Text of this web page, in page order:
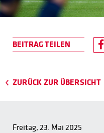
ZURÜCK ZUR ÜBERSICHT
Freitag, 23. Mai 2025